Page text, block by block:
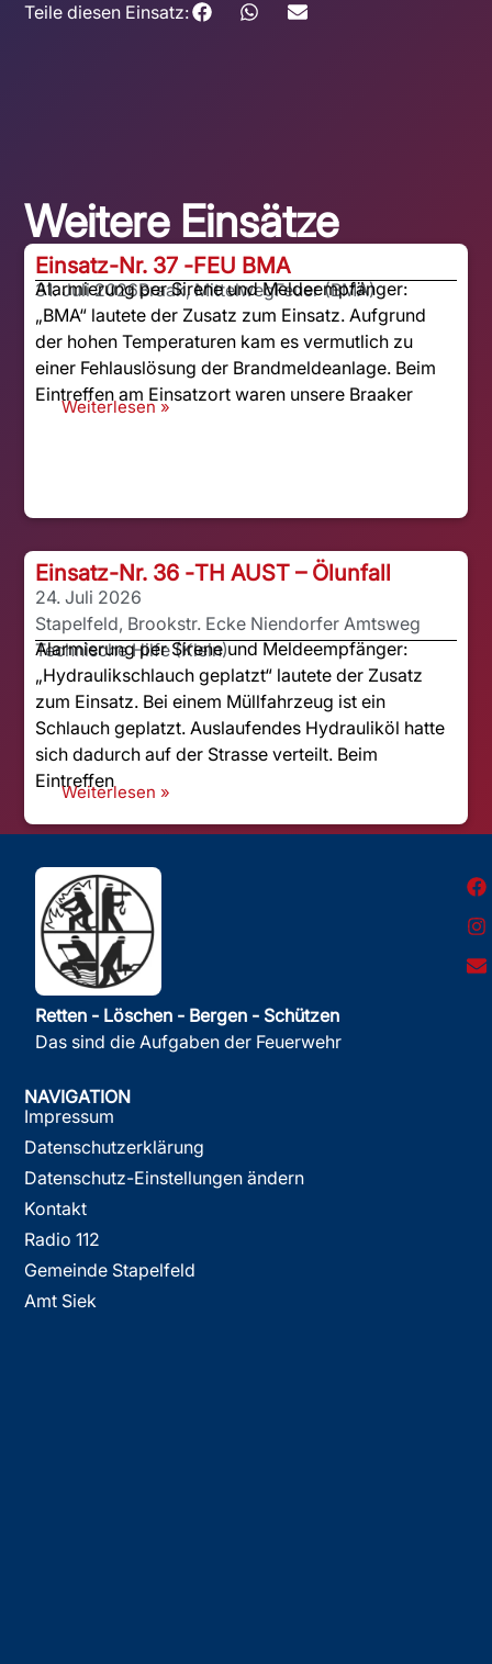
Teile diesen Einsatz:
Weitere Einsätze
Einsatz-Nr. 37 -FEU BMA
31. Juli 2026Braak, MittelwegFeuer (BMA)
Alarmierung per Sirene und Meldeempfänger:
„BMA“ lautete der Zusatz zum Einsatz. Aufgrund
der hohen Temperaturen kam es vermutlich zu
einer Fehlauslösung der Brandmeldeanlage. Beim
Eintreffen am Einsatzort waren unsere Braaker
Weiterlesen »
Einsatz-Nr. 36 -TH AUST – Ölunfall
24. Juli 2026
Stapelfeld, Brookstr. Ecke Niendorfer Amtsweg
Technische Hilfe (Klein)
Alarmierung per Sirene und Meldeempfänger:
„Hydraulikschlauch geplatzt“ lautete der Zusatz
zum Einsatz. Bei einem Müllfahrzeug ist ein
Schlauch geplatzt. Auslaufendes Hydrauliköl hatte
sich dadurch auf der Strasse verteilt. Beim
Eintreffen
Weiterlesen »
Retten - Löschen - Bergen - Schützen
Das sind die Aufgaben der Feuerwehr
NAVIGATION
Impressum
Datenschutzerklärung
Datenschutz-Einstellungen ändern
Kontakt
Radio 112
Gemeinde Stapelfeld
Amt Siek